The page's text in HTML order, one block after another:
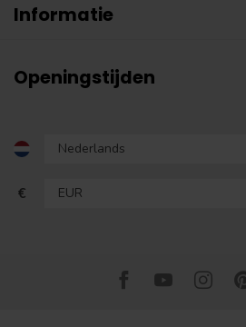
Informatie
Openingstijden
€